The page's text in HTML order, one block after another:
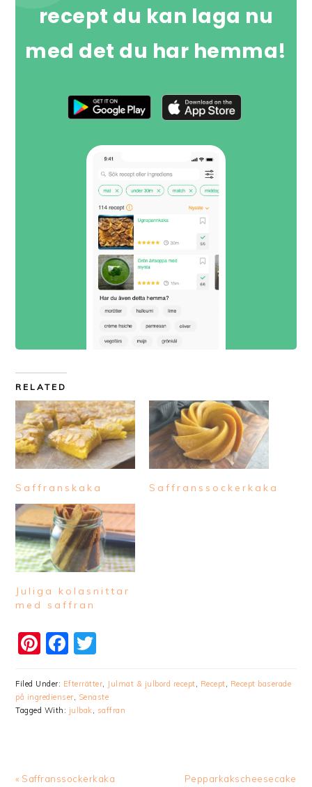
recept du kan laga nu
med det du har hemma!
RELATED
Saffranskaka Saffranssockerkaka
Juliga kolasnittar
med saffran
Pinterest
Facebook
Filed Under: Efterrätter, Julmat & julbord recept, Recept, Recept baserade
på ingredienser, Senaste
Tagged With: julbak, saffran
Previous
« Saffranssockerkaka
Next
Pepparkakscheesecake